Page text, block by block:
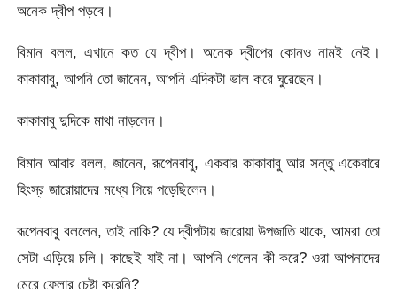
অনেক দ্বীপ পড়বে।
বিমান বলল, এখানে কত যে দ্বীপ। অনেক দ্বীপের কোনও নামই নেই।
কাকাবাবু, আপনি তো জানেন, আপনি এদিকটা ভাল করে ঘুরেছেন।
কাকাবাবু দুদিকে মাথা নাড়লেন।
বিমান আবার বলল, জানেন, রূপেনবাবু, একবার কাকাবাবু আর সন্তু একেবারে
হিংস্র জারোয়াদের মধ্যে গিয়ে পড়েছিলেন।
রূপেনবাবু বললেন, তাই নাকি? যে দ্বীপটায় জারোয়া উপজাতি থাকে, আমরা তো
সেটা এড়িয়ে চলি। কাছেই যাই না। আপনি গেলেন কী করে? ওরা আপনাদের
মেরে ফেলার চেষ্টা করেনি?